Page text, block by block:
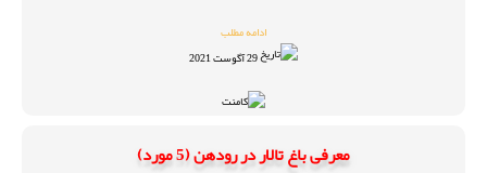
ادامه مطلب
29 آگوست 2021
معرفی باغ تالار در رودهن (5 مورد)